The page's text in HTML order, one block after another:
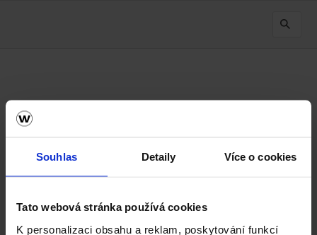
Souhlas Detaily Více o cookies
Tato webová stránka používá cookies
K personalizaci obsahu a reklam, poskytování funkcí